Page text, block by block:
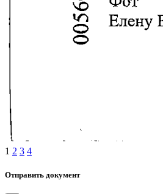
1 2 3 4
Отправить документ